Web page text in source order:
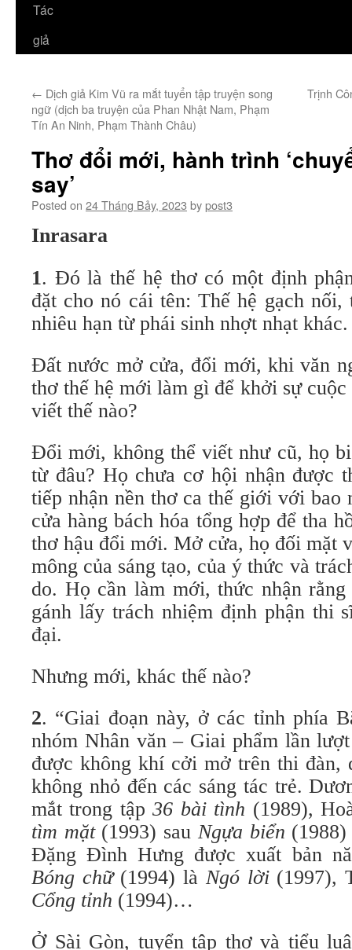
Tác
giả
← Dịch giả Kim Vũ ra mắt tuyển tập truyện song
ngữ (dịch ba truyện của Phan Nhật Nam, Phạm
Tín An Ninh, Phạm Thành Châu)
Trịnh
Thơ đổi mới, hành trình
say’
Posted on 24 Tháng Bảy, 2023 bypost3
Inrasara
1. Đó là thế hệ thơ có một định
đặt cho nó cái tên: Thế hệ gạch nối,
nhiêu hạn từ phái sinh nhợt nhạt khác.
Đất nước mở cửa, đổi mới, khi văn
thơ thế hệ mới làm gì để khởi sự cuộc
viết thế nào?
Đổi mới, không thể viết như cũ, họ
từ đâu? Họ chưa cơ hội nhận được
tiếp nhận nền thơ ca thế giới với bao
cửa hàng bách hóa tổng hợp để tha
thơ hậu đổi mới. Mở cửa, họ đối mặt
mông của sáng tạo, của ý thức và
do. Họ cần làm mới, thức nhận
gánh lấy trách nhiệm định phận thi
đại.
Nhưng mới, khác thế nào?
2. “Giai đoạn này, ở các tỉnh phía
nhóm Nhân văn – Giai phẩm lần
được không khí cởi mở trên thi đàn,
không nhỏ đến các sáng tác trẻ.
mắt trong tập36 bài tình (1989),
tìm mặt (1993) sau Ngựa biển
Đặng Đình Hưng được xuất bản
Bóng chữ(1994) là Ngó lời(1997),
Cổng tỉnh (1994)…
Ở Sài Gòn, tuyển tập thơ và tiểu